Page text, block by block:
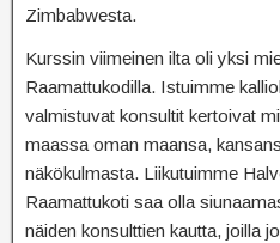
Zimbabwesta.
Kurssin viimeinen ilta oli yksi
Raamattukodilla. Istuimme
valmistuvat konsultit kertoivat
maassa oman maansa,
näkökulmasta. Liikutuimme
Raamattukoti saa olla
näiden konsulttien kautta, joilla